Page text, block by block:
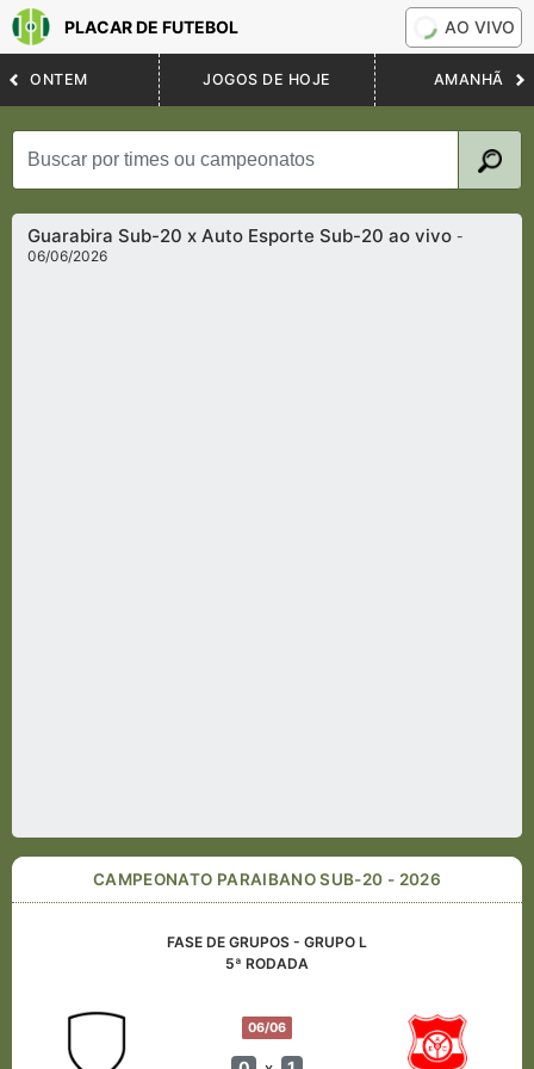
PLACAR DE FUTEBOL AO VIVO
ONTEM JOGOS DE HOJE AMANHÃ
Guarabira Sub-20 x Auto Esporte Sub-20 ao vivo-
06/06/2026
CAMPEONATO PARAIBANO SUB-20 - 2026
FASE DE GRUPOS - GRUPO L
5ª RODADA
06/06